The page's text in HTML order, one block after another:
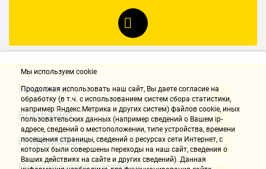
Контакты
Компания
Информация
Мы используем cookie
Продолжая использовать наш cайт, Вы даете согласие на
обработку (в т.ч. с использованием систем сбора статистики,
например Яндекс.Метрика и других систем) файлов cookie, иных
пользовательских данных (например сведений о Вашем ip-
адресе, сведений о местоположении, типе устройства, времени
посещения страницы, сведений о ресурсах сети Интернет, с
которых были совершены переходы на наш сайт, сведения о
Ваших действиях на сайте и других сведений). Данная